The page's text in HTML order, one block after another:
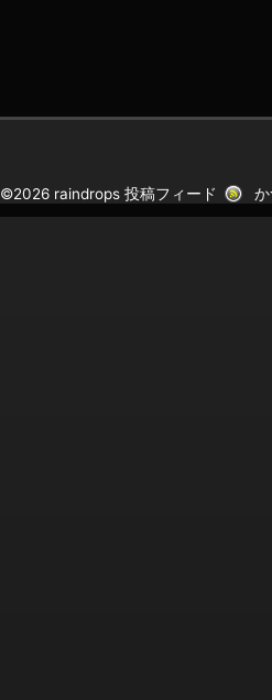
©2026 raindrops投稿フィード